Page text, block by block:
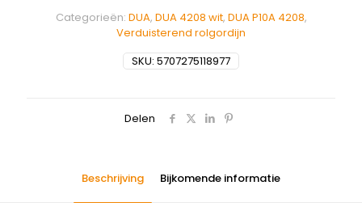
SKU: 5707275118977
Categorieën: DUA, DUA 4208 wit, DUA P10A 4208,
Verduisterend rolgordijn
Delen
Beschrijving Bijkomende informatie